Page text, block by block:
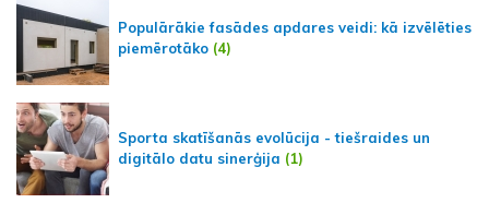
Populārākie fasādes apdares veidi: kā izvēlēties
piemērotāko (4)
Sporta skatīšanās evolūcija - tiešraides un
digitālo datu sinerģija (1)